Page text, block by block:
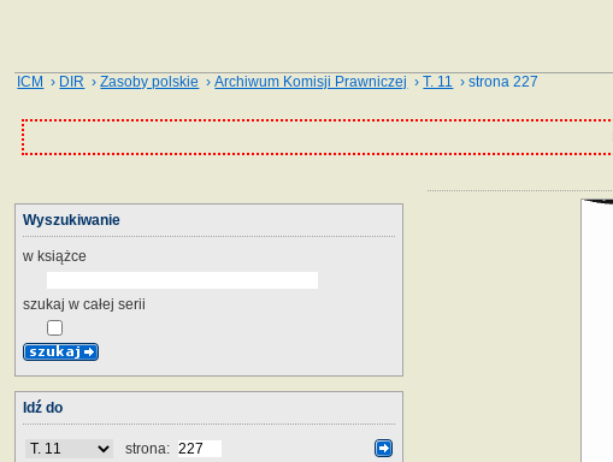
ICM › DIR ›Zasoby polskie ›Archiwum Komisji Prawniczej ›T. 11 › strona 227
Wyszukiwanie
w książce
szukaj w całej serii
Idź do
strona: